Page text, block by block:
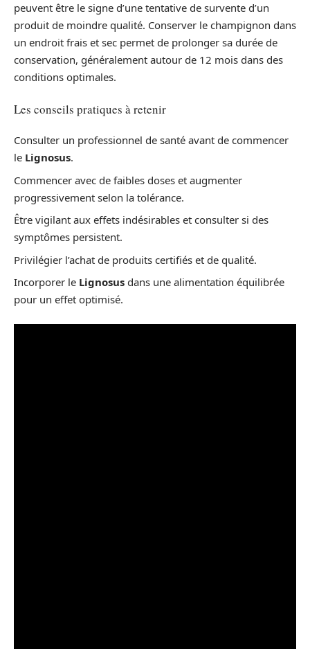
peuvent être le signe d’une tentative de survente d’un
produit de moindre qualité. Conserver le champignon dans
un endroit frais et sec permet de prolonger sa durée de
conservation, généralement autour de 12 mois dans des
conditions optimales.
Les conseils pratiques à retenir
Consulter un professionnel de santé avant de commencer
le Lignosus.
Commencer avec de faibles doses et augmenter
progressivement selon la tolérance.
Être vigilant aux effets indésirables et consulter si des
symptômes persistent.
Privilégier l’achat de produits certifiés et de qualité.
Incorporer le Lignosus dans une alimentation équilibrée
pour un effet optimisé.